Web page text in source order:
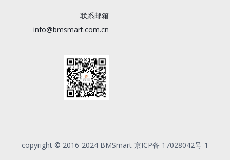
联系邮箱
info@bmsmart.com.cn
copyright © 2016-2024 BMSmart 京ICP备 17028042号-1